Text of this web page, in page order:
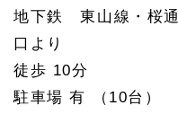
地下鉄 東山線・桜
口より
徒歩 10分
駐車場 有 （10台）